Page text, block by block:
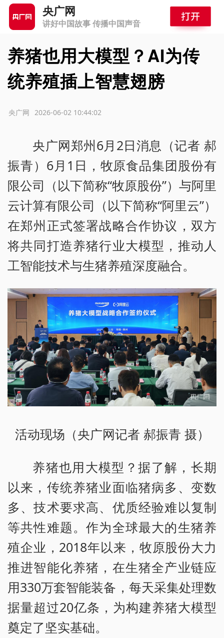
央广网
讲好中国故事 传播中国声音
养猪也用大模型？AI为传
统养殖插上智慧翅膀
2026-06-02 10:44:02
央广网
央广网郑州6月2日消息（记者 郝
振青）6月1日，牧原食品集团股份有
限公司（以下简称“牧原股份”）与阿里
云计算有限公司（以下简称“阿里云”）
在郑州正式签署战略合作协议，双方
将共同打造养猪行业大模型，推动人
工智能技术与生猪养殖深度融合。
活动现场（央广网记者 郝振青 摄）
养猪也用大模型？据了解，长期
以来，传统养猪业面临猪病多、变数
多、技术要求高、优质经验难以复制
等共性难题。作为全球最大的生猪养
殖企业，2018年以来，牧原股份大力
推进智能化养猪，在生猪全产业链应
用330万套智能装备，每天采集处理数
据量超过20亿条，为构建养猪大模型
奠定了坚实基础。